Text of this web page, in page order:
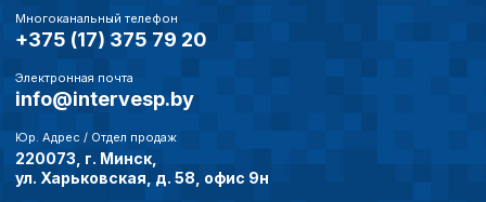
Многоканальный телефон
+375 (17) 375 79 20
Электронная почта
info@intervesp.by
Юр. Адрес / Отдел продаж
220073, г. Минск,
ул. Харьковская, д. 58, офис 9н